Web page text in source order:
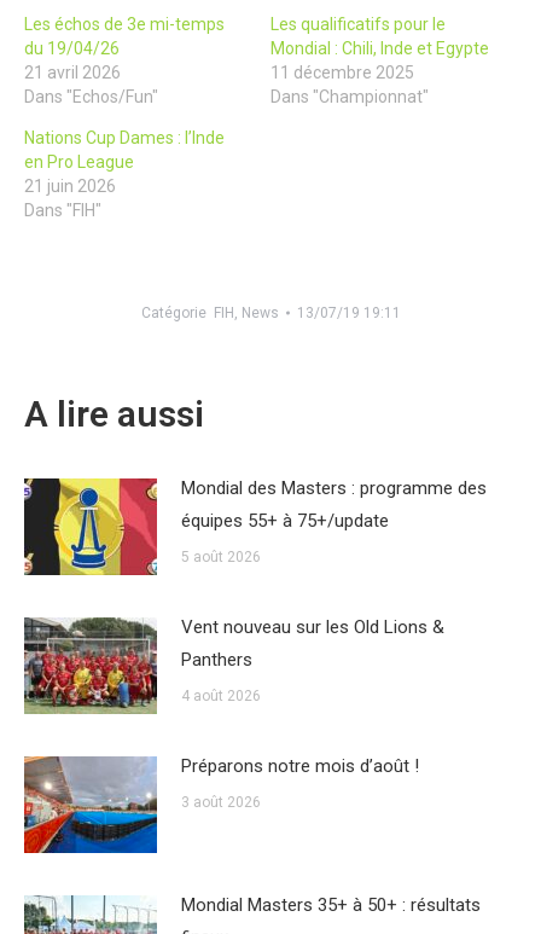
Les échos de 3e mi-temps
du 19/04/26
21 avril 2026
Dans "Echos/Fun"
Les qualificatifs pour le
Mondial : Chili, Inde et Egypte
11 décembre 2025
Dans "Championnat"
Nations Cup Dames : l’Inde
en Pro League
21 juin 2026
Dans "FIH"
Catégorie FIH , News 13/07/19 19:11
A lire aussi
Mondial des Masters : programme des
équipes 55+ à 75+/update
5 août 2026
Vent nouveau sur les Old Lions &
Panthers
4 août 2026
Préparons notre mois d’août !
3 août 2026
Mondial Masters 35+ à 50+ : résultats